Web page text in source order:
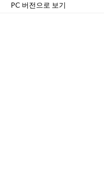
PC 버전으로 보기